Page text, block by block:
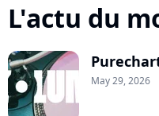
L'actu du
May 29, 2026